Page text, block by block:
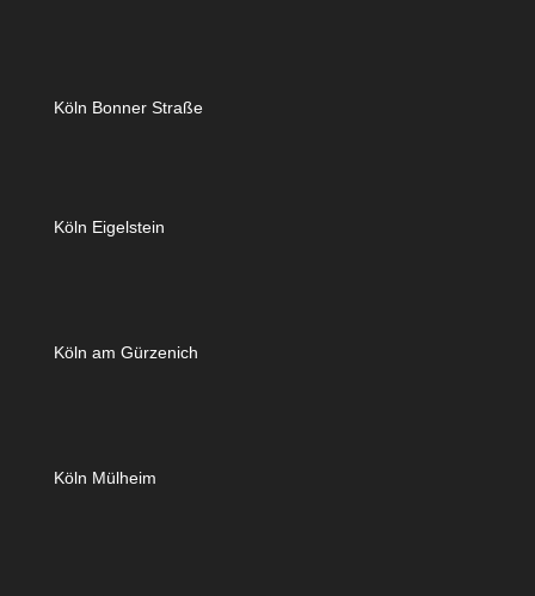
Köln Bonner Straße
Köln Eigelstein
Köln am Gürzenich
Köln Mülheim